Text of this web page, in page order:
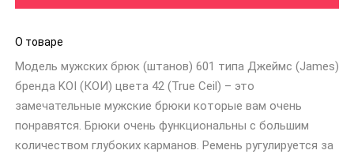
О товаре
Модель мужских брюк (штанов) 601 типа Джеймс (James)
бренда KOI (КОИ) цвета 42 (True Ceil) – это
замечательные мужские брюки которые вам очень
понравятся. Брюки очень функциональны с большим
количеством глубоких карманов. Ремень ругулируется за